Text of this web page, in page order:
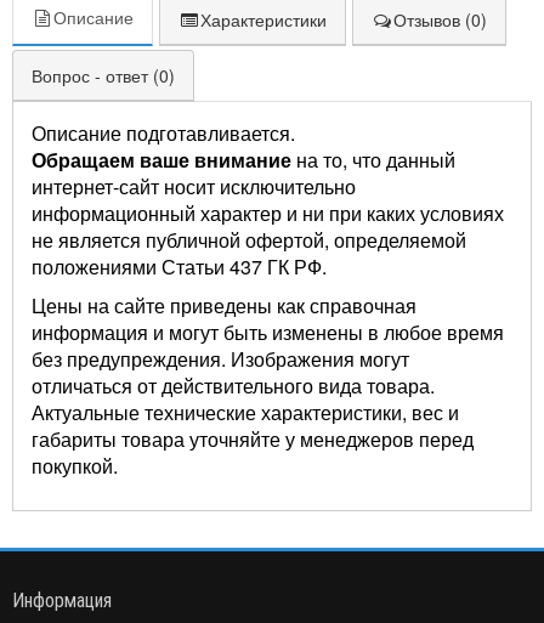
Описание Характеристики Отзывов (0)
Вопрос - ответ (0)
Описание подготавливается.
Обращаем ваше внимание на то, что данный
интернет-сайт носит исключительно
информационный характер и ни при каких условиях
не является публичной офертой, определяемой
положениями Статьи 437 ГК РФ.
Цены на сайте приведены как справочная
информация и могут быть изменены в любое время
без предупреждения. Изображения могут
отличаться от действительного вида товара.
Актуальные технические характеристики, вес и
габариты товара уточняйте у менеджеров перед
покупкой.
Информация